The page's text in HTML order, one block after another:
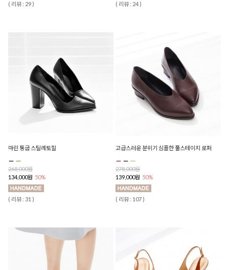
( 리뷰 : 29 ) ( 리뷰 : 24 )
마린 통굽 스틸레토힐
268,000원
134,000원 50%
( 리뷰 : 31 )
고급스러운 분위기 심플한 풀스테이지 로퍼
278,000원
139,000원 50%
( 리뷰 : 107 )